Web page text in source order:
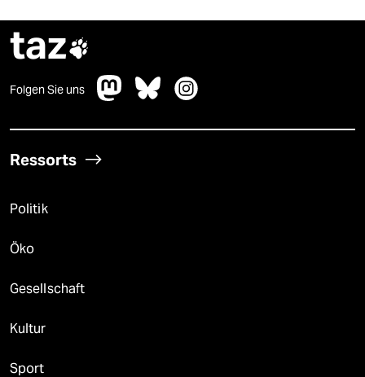
taz
Folgen Sie uns
Ressorts
Politik
Öko
Gesellschaft
Kultur
Sport